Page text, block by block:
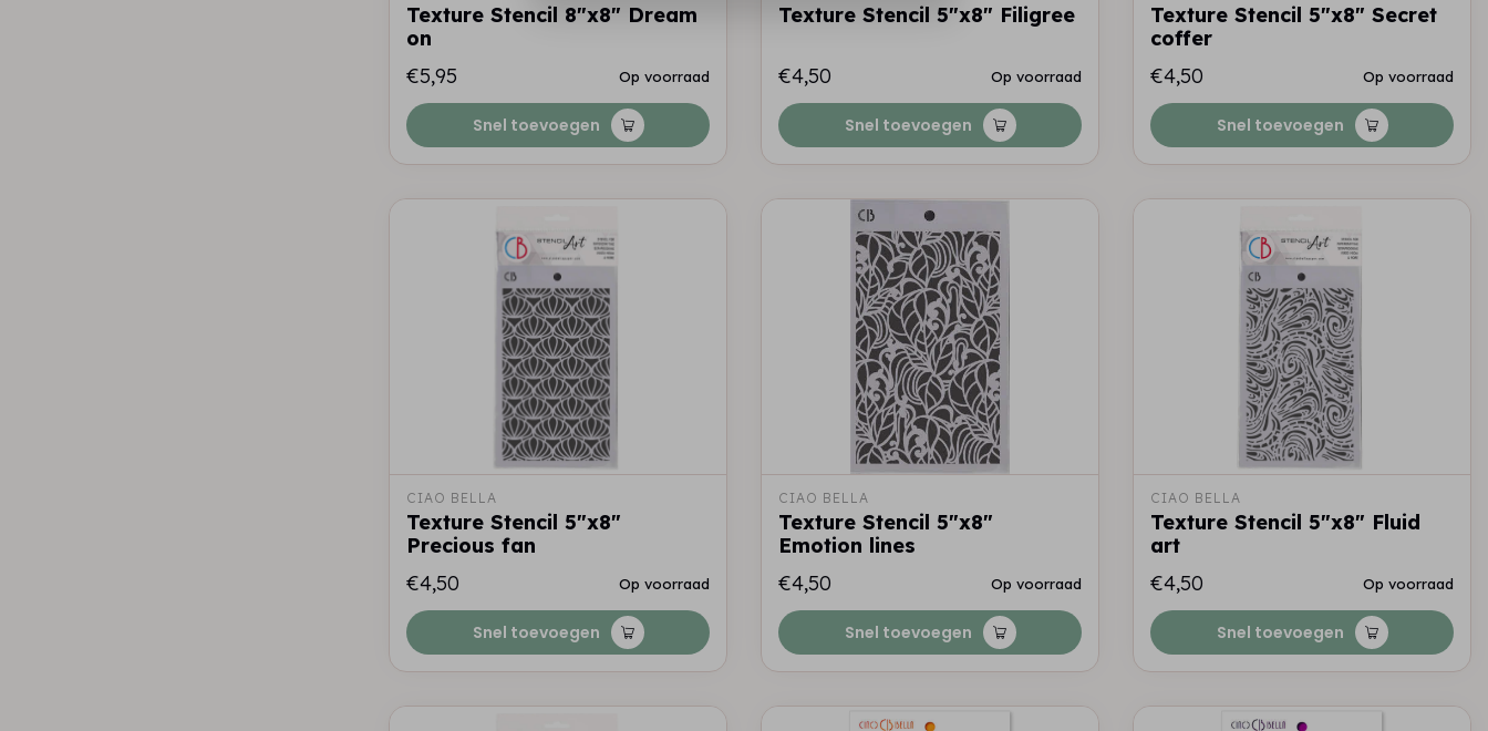
Texture Stencil 8"x8" Dream
on
€5,95
Op voorraad
Snel toevoegen
Texture Stencil 5"x8" Filigree
€4,50 Op voorraad
Snel toevoegen
Texture Stencil 5"x8" Secret
coffer
€4,50
Op voorraad
Snel toevoegen
CIAO BELLA
Texture Stencil 5"x8"
Precious fan
€4,50
Op voorraad
Snel toevoegen
CIAO BELLA
Texture Stencil 5"x8"
Emotion lines
€4,50
Op voorraad
Snel toevoegen
CIAO BELLA
Texture Stencil 5"x8" Fluid
art
€4,50
Op voorraad
Snel toevoegen